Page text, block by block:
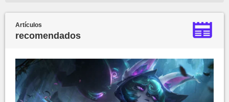
Artículos
recomendados